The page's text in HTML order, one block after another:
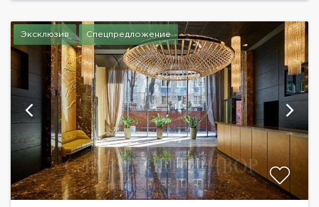
гардеробная...
Эксклюзив Спецпредложение